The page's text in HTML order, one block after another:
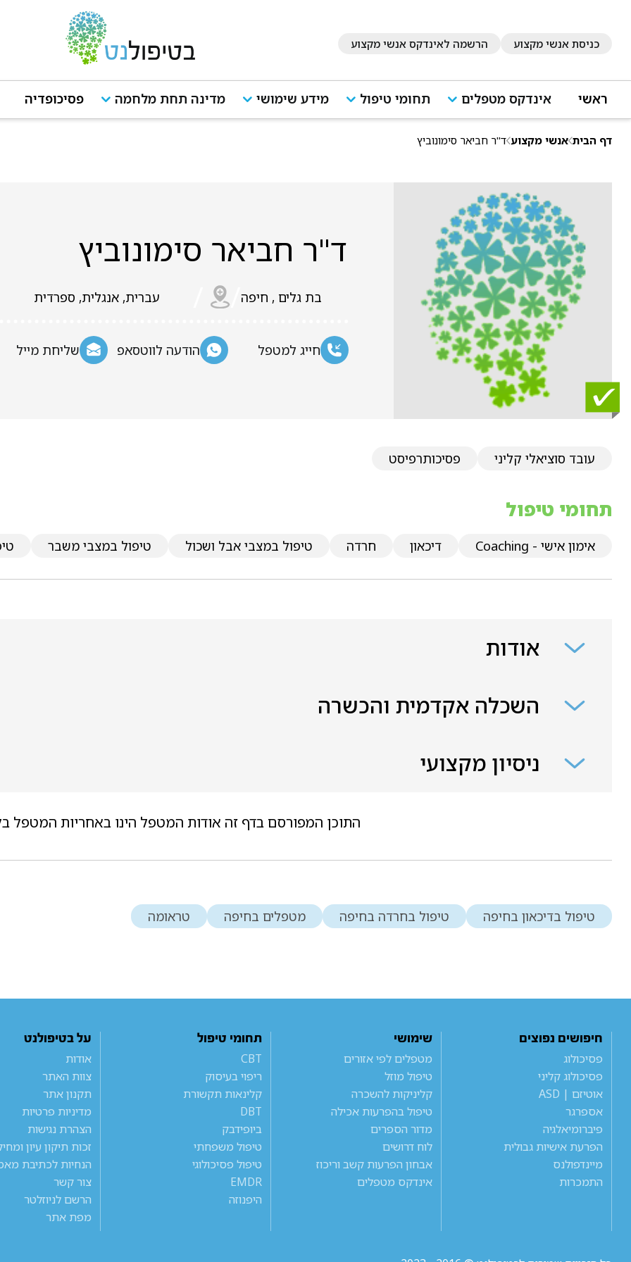
כניסת אנשי מקצוע הרשמה לאינדקס אנשי מקצוע
ראשי אינדקס מטפלים תחומי טיפול מידע שימושי מדינה תחת מלחמה פסיכופדיה
דף הבית אנשי מקצוע ד"ר חביאר סימונוביץ
ד"ר חביאר סימונוביץ
בת גלים , חיפה עברית, אנגלית, ספרדית
חייג למטפל הודעה לווטסאפ שליחת מייל
עובד סוציאלי קליני פסיכותרפיסט
תחומי טיפול
אימון אישי - Coaching דיכאון חרדה טיפול במצבי אבל ושכול טיפול במצבי משבר
אודות
השכלה אקדמית והכשרה
ניסיון מקצועי
התוכן המפורסם בדף זה אודות המטפל הינו באחריות המטפל
טיפול בדיכאון בחיפה טיפול בחרדה בחיפה מטפלים בחיפה טראומה
חיפושים נפוצים
פסיכולוג
פסיכולוג קליני
אוטיזם | ASD
אספרגר
פיברומיאלגיה
הפרעת אישיות גבולית
מיינדפולנס
התמכרות
שימושי
מטפלים לפי אזורים
טיפול מוזל
קליניקות להשכרה
טיפול בהפרעות אכילה
מדור הספרים
לוח דרושים
אבחון הפרעות קשב וריכוז
אינדקס מטפלים
תחומי טיפול
CBT
ריפוי בעיסוק
קלינאות תקשורת
DBT
ביופידבק
טיפול משפחתי
טיפול פסיכולוגי
EMDR
היפנוזה
על בטיפולנט
אודות
צוות האתר
תקנון אתר
מדיניות פרטיות
הצהרת נגישות
זכות תיקון עיון
הנחיות לכתיבת
צור קשר
הרשם לניוזלטר
מפת אתר